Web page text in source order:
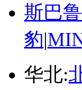
斯巴鲁
豹|
华北: